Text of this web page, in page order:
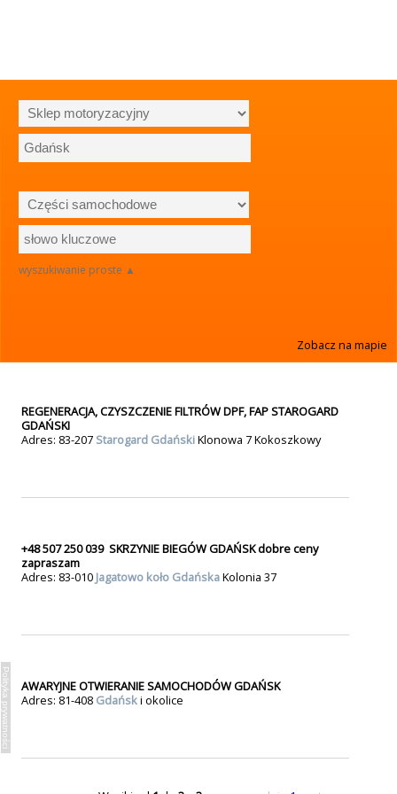
wyszukiwanie proste ▲
Zobacz na mapie
REGENERACJA, CZYSZCZENIE FILTRÓW DPF, FAP STAROGARD
GDAŃSKI
Adres: 83-207 Starogard GdańskiKlonowa 7 Kokoszkowy
+48 507 250 039 SKRZYNIE BIEGÓW GDAŃSK dobre ceny
zapraszam
Adres: 83-010 Jagatowo koło GdańskaKolonia 37
AWARYJNE OTWIERANIE SAMOCHODÓW GDAŃSK
Adres: 81-408 Gdański okolice
Polityka prywatności